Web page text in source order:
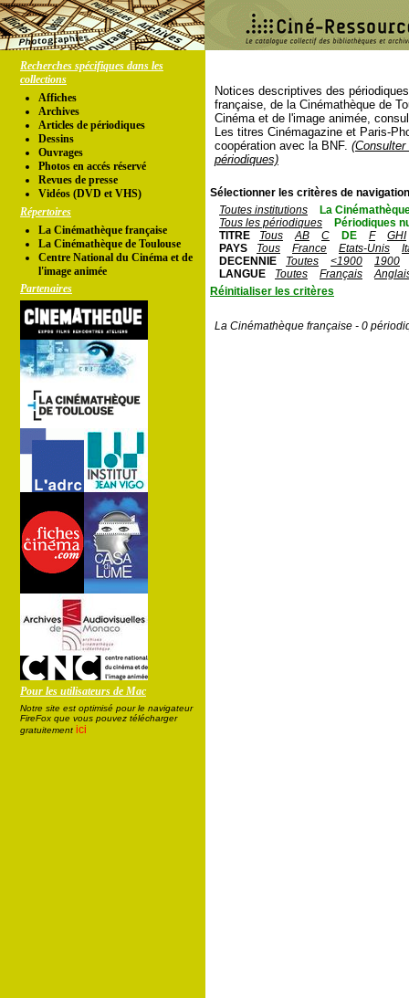
Recherches spécifiques dans les
collections
Affiches
Archives
Articles de périodiques
Dessins
Ouvrages
Photos en accés réservé
Revues de presse
Vidéos (DVD et VHS)
Répertoires
La Cinémathèque française
La Cinémathèque de Toulouse
Centre National du Cinéma et de
l'image animée
Partenaires
Pour les utilisateurs de Mac
Notre site est optimisé pour le navigateur
FireFox que vous pouvez télécharger
gratuitement ici
Notices descriptives des
française, de la Cinémathèque de
Cinéma et de l'image animée,
Les titres Cinémagazine et Paris-
coopération avec la BNF.
périodiques)
Sélectionner les critères de
Toutes institutions
La
Tous les périodiques
Périodiques
TITRE
Tous AB C DE F
GHI
PAYS
Tous France Etats-Unis
DECENNIE
Toutes <1900
1900
LANGUE
Toutes Français
Réinitialiser les critères
La Cinémathèque française - 0